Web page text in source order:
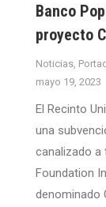
Banco
proyecto
Noticias
mayo 19, 2023
El Recinto
una
canalizado a
Foundation
denominado